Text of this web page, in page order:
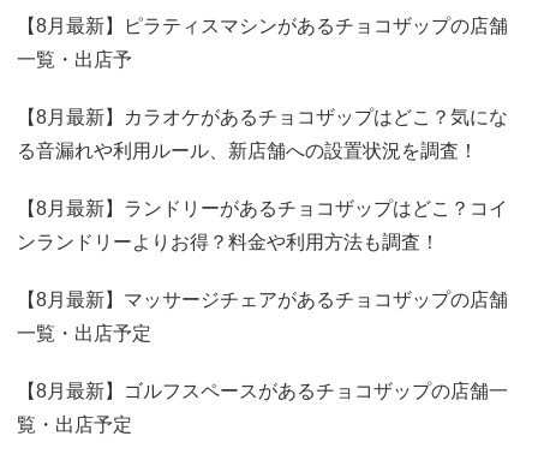
【8月最新】ピラティスマシンがあるチョコザップの店舗
一覧・出店予
【8月最新】カラオケがあるチョコザップはどこ？気にな
る音漏れや利用ルール、新店舗への設置状況を調査！
【8月最新】ランドリーがあるチョコザップはどこ？コイ
ンランドリーよりお得？料金や利用方法も調査！
【8月最新】マッサージチェアがあるチョコザップの店舗
一覧・出店予定
【8月最新】ゴルフスペースがあるチョコザップの店舗一
覧・出店予定